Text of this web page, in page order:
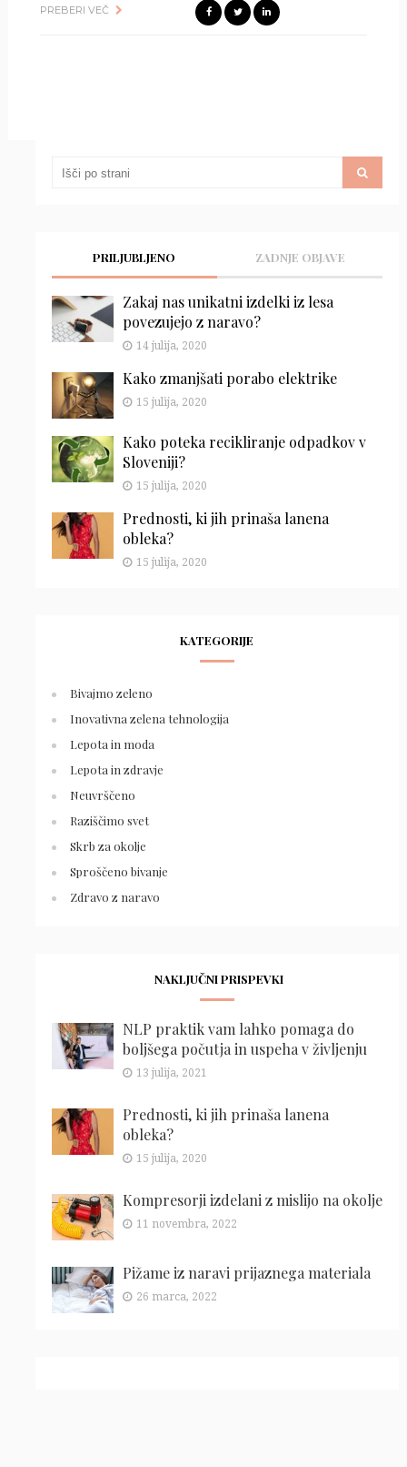
PREBERI VEČ
PRILJUBLJENO ZADNJE OBJAVE
Zakaj nas unikatni izdelki iz lesa
povezujejo z naravo?
14 julija, 2020
Kako zmanjšati porabo elektrike
15 julija, 2020
Kako poteka recikliranje odpadkov v
Sloveniji?
15 julija, 2020
Prednosti, ki jih prinaša lanena
obleka?
15 julija, 2020
KATEGORIJE
Bivajmo zeleno
Inovativna zelena tehnologija
Lepota in moda
Lepota in zdravje
Neuvrščeno
Raziščimo svet
Skrb za okolje
Sproščeno bivanje
Zdravo z naravo
NAKLJUČNI PRISPEVKI
NLP praktik vam lahko pomaga do
boljšega počutja in uspeha v življenju
13 julija, 2021
Prednosti, ki jih prinaša lanena
obleka?
15 julija, 2020
Kompresorji izdelani z mislijo na okolje
11 novembra, 2022
Pižame iz naravi prijaznega materiala
26 marca, 2022